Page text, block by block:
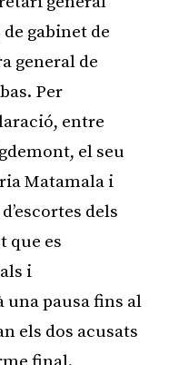
gabinet de
general de
Per
entre
el seu
Matamala i
dels
que es
i
pausa fins al
els dos acusats